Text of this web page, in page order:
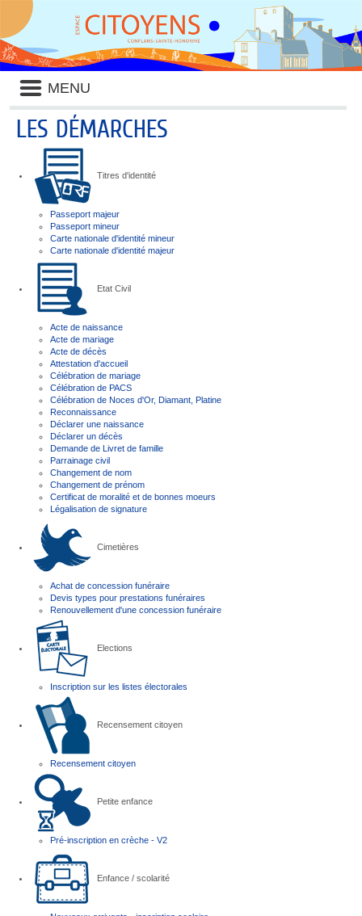
Liste
des
avertissements
MENU
LES DÉMARCHES
Titres d'identité
Passeport majeur
Passeport mineur
Carte nationale d'identité mineur
Carte nationale d'identité majeur
Etat Civil
Acte de naissance
Acte de mariage
Acte de décès
Attestation d'accueil
Célébration de mariage
Célébration de PACS
Célébration de Noces d'Or, Diamant, Platine
Reconnaissance
Déclarer une naissance
Déclarer un décès
Demande de Livret de famille
Parrainage civil
Changement de nom
Changement de prénom
Certificat de moralité et de bonnes moeurs
Légalisation de signature
Cimetières
Achat de concession funéraire
Devis types pour prestations funéraires
Renouvellement d'une concession funéraire
Elections
Inscription sur les listes électorales
Recensement citoyen
Recensement citoyen
Petite enfance
Pré-inscription en crèche - V2
Enfance / scolarité